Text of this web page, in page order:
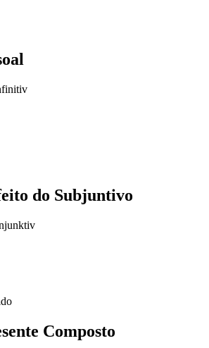
do Subjuntivo
Composto